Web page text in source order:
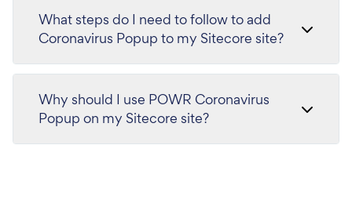
What steps do I need to follow to add
Coronavirus Popup to my Sitecore site?
Why should I use POWR Coronavirus
Popup on my Sitecore site?